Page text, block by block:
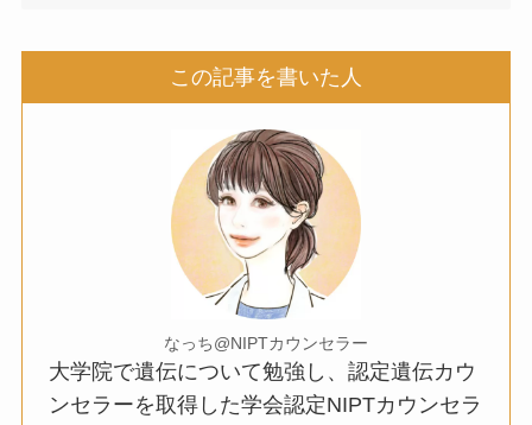
この記事を書いた人
なっち@NIPTカウンセラー
大学院で遺伝について勉強し、認定遺伝カウ
ンセラーを取得した学会認定NIPTカウンセラ